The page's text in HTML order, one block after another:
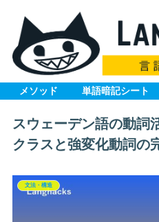
メソッド 単語暗記シート
スウェーデン語の動詞
クラスと強変化動詞の
文法・構造